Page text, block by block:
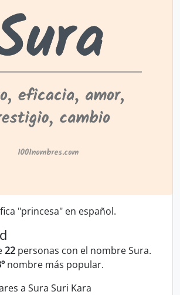
"princesa" en español.
22 personas con el nombre Sura.
nombre más popular.
a Sura Suri Kara